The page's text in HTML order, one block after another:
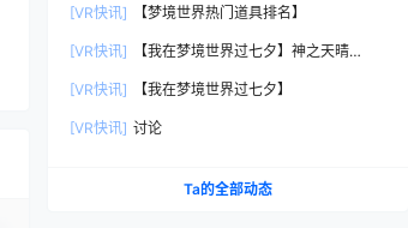
[VR快讯] 【梦境世界热门道具排名】
[VR快讯]
【我在梦境世界过七夕】神之天晴
[VR快讯]
【我在梦境世界过七夕】
[VR快讯] 讨论
Ta的全部动态